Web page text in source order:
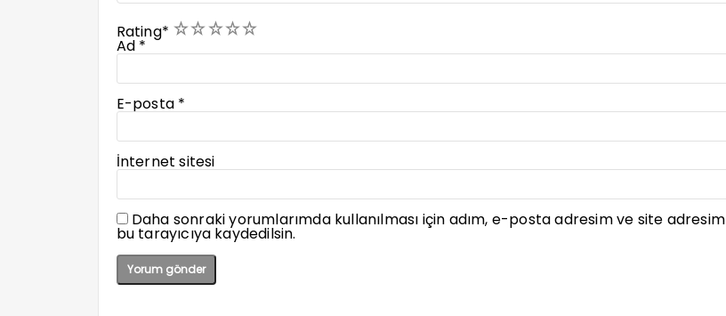
Rating* 5
4
3
2
1
Ad *
E-posta *
İnternet sitesi
Daha sonraki yorumlarımda kullanılması için adım, e-posta adresim ve site adresim
bu tarayıcıya kaydedilsin.